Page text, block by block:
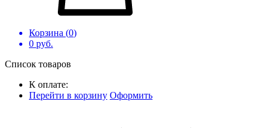
Корзина (0)
0 руб.
Список товаров
К оплате:
Перейти в корзину Оформить